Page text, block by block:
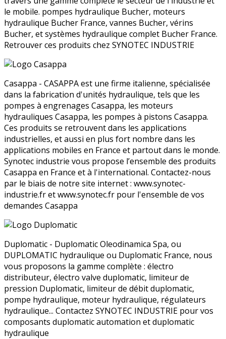
le mobile. pompes hydraulique Bucher, moteurs
hydraulique Bucher France, vannes Bucher, vérins
Bucher, et systèmes hydraulique complet Bucher France.
Retrouver ces produits chez SYNOTEC INDUSTRIE
Casappa - CASAPPA est une firme italienne, spécialisée
dans la fabrication d'unités hydraulique, tels que les
pompes à engrenages Casappa, les moteurs
hydrauliques Casappa, les pompes à pistons Casappa.
Ces produits se retrouvent dans les applications
industrielles, et aussi en plus fort nombre dans les
applications mobiles en France et partout dans le monde.
Synotec industrie vous propose l’ensemble des produits
Casappa en France et à l'international. Contactez-nous
par le biais de notre site internet : www.synotec-
industrie.fr et www.synotec.fr pour l'ensemble de vos
demandes Casappa
Duplomatic - Duplomatic Oleodinamica Spa, ou
DUPLOMATIC hydraulique ou Duplomatic France, nous
vous proposons la gamme complète : électro
distributeur, électro valve duplomatic, limiteur de
pression Duplomatic, limiteur de débit duplomatic,
pompe hydraulique, moteur hydraulique, régulateurs
hydraulique... Contactez SYNOTEC INDUSTRIE pour vos
composants duplomatic automation et duplomatic
hydraulique